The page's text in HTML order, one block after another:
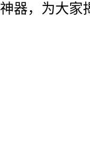
神器，为大家